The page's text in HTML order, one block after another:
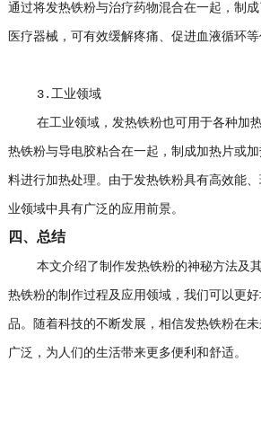
通过将发热铁粉与治疗药物混合在一起，制
医疗器械，可有效缓解疼痛、促进血液循环等
3.工业领域
在工业领域，发热铁粉也可用于各种加热
热铁粉与导电胶粘合在一起，制成加热片或
料进行加热处理。由于发热铁粉具有高效能
业领域中具有广泛的应用前景。
四、总结
本文介绍了制作发热铁粉的神秘方法及其
热铁粉的制作过程及应用领域，我们可以更
品。随着科技的不断发展，相信发热铁粉在
广泛，为人们的生活带来更多便利和舒适。